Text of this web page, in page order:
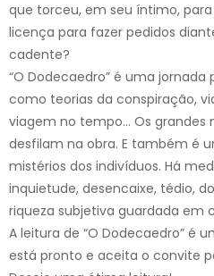
que torceu, em seu íntimo,
licença para fazer pedidos
cadente?
“O Dodecaedro” é uma
como teorias da conspiração,
viagem no tempo… Os grandes
desfilam na obra. E também é
mistérios dos indivíduos. Há
inquietude, desencaixe, tédio,
riqueza subjetiva guardada em
A leitura de “O Dodecaedro” é
está pronto e aceita o convite